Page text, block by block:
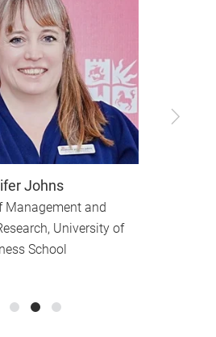
Vor
Johns
Management and
University of
School